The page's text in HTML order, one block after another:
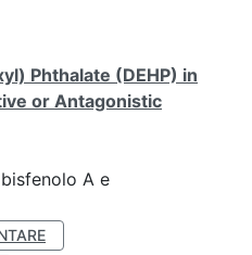
Phthalate (DEHP) in
or Antagonistic
A e